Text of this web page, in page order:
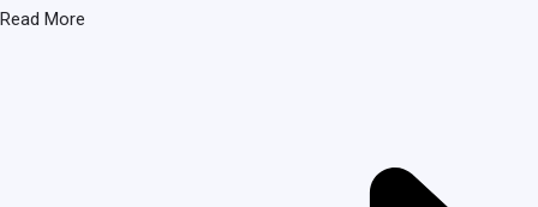
Read More